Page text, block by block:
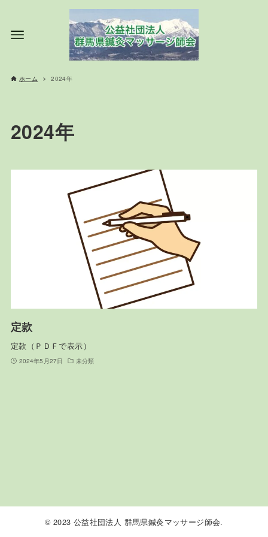
ホーム 2024年
2024年
定款
定款（ＰＤＦで表示）
2024年5月27日 未分類
© 2023 公益社団法人 群馬県鍼灸マッサージ師会.